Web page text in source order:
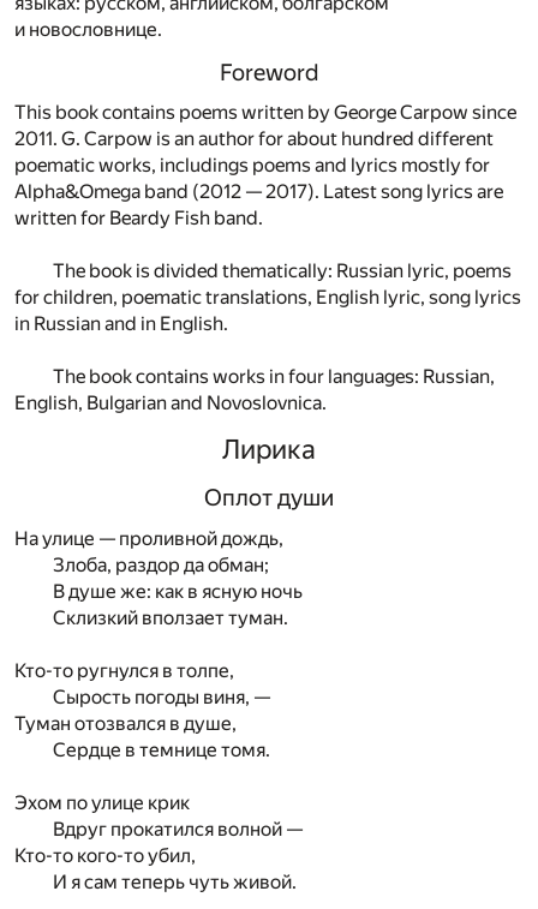
и новословнице.
Foreword
This book contains poems written by George Carpow since
2011. G. Carpow is an author for about hundred different
poematic works, includings poems and lyrics mostly for
Alpha&Omega band (2012 — 2017). Latest song lyrics are
written for Beardy Fish band.
The book is divided thematically: Russian lyric, poems
for children, poematic translations, English lyric, song lyrics
in Russian and in English.
The book contains works in four languages: Russian,
English, Bulgarian and Novoslovnica.
Лирика
Оплот души
На улице — проливной дождь,
Злоба, раздор да обман;
В душе же: как в ясную ночь
Склизкий вползает туман.
Кто-то ругнулся в толпе,
Сырость погоды виня, —
Туман отозвался в душе,
Сердце в темнице томя.
Эхом по улице крик
Вдруг прокатился волной —
Кто-то кого-то убил,
И я сам теперь чуть живой.